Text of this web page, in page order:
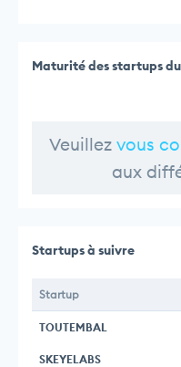
Maturité des startups
Veuillez vous
aux
Startups à suivre
Startup
TOUTEMBAL
SKEYELABS